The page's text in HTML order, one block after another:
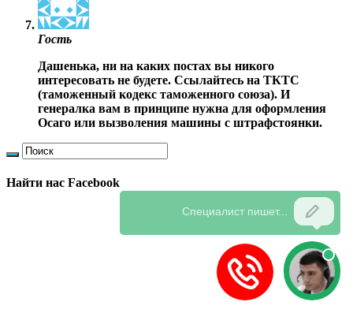
Гость
Дашенька, ни на каких постах вы никого
интересовать не будете. Ссылайтесь на ТКТС
(таможенный кодекс таможенного союза). И
генералка вам в принципе нужна для оформления
Осаго или вызволения машины с штрафстоянки.
Найти нас Facebook